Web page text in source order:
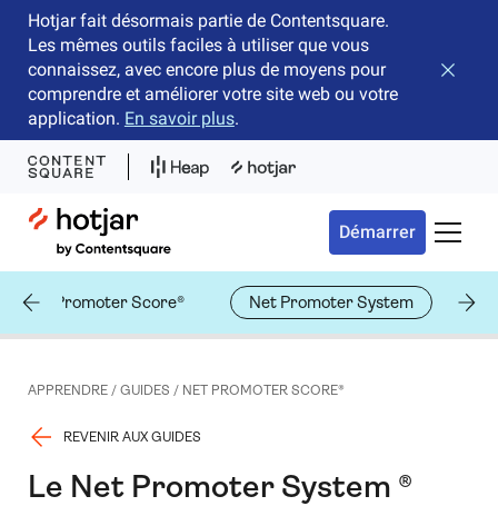
Hotjar fait désormais partie de Contentsquare.
Les mêmes outils faciles à utiliser que vous
connaissez, avec encore plus de moyens pour
comprendre et améliorer votre site web ou votre
application. En savoir plus.
Hotjar Logo
Démarrer
Net Promoter Score® Net Promoter System
APPRENDRE/ GUIDES / NET PROMOTER SCORE®
REVENIR AUX GUIDES
Le Net Promoter System ®